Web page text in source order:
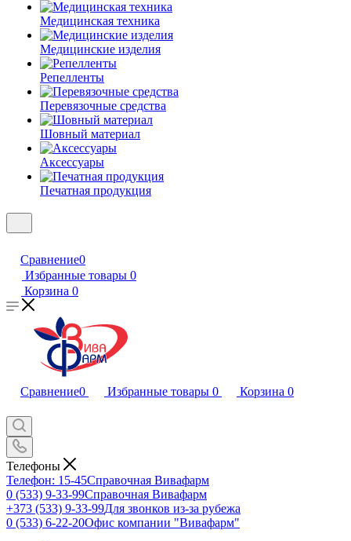
Медицинская техника
Медицинские изделия
Репелленты
Перевязочные средства
Шовный материал
Аксессуары
Печатная продукция
Сравнение0
Избранные товары 0
Корзина 0
Сравнение0 Избранные товары 0 Корзина 0
Телефоны
Телефон: 15-45Справочная Вивафарм
0 (533) 9-33-99Справочная Вивафарм
+373 (533) 9-33-99Для звонков из-за рубежа
0 (533) 6-22-20Офис компании "Вивафарм"